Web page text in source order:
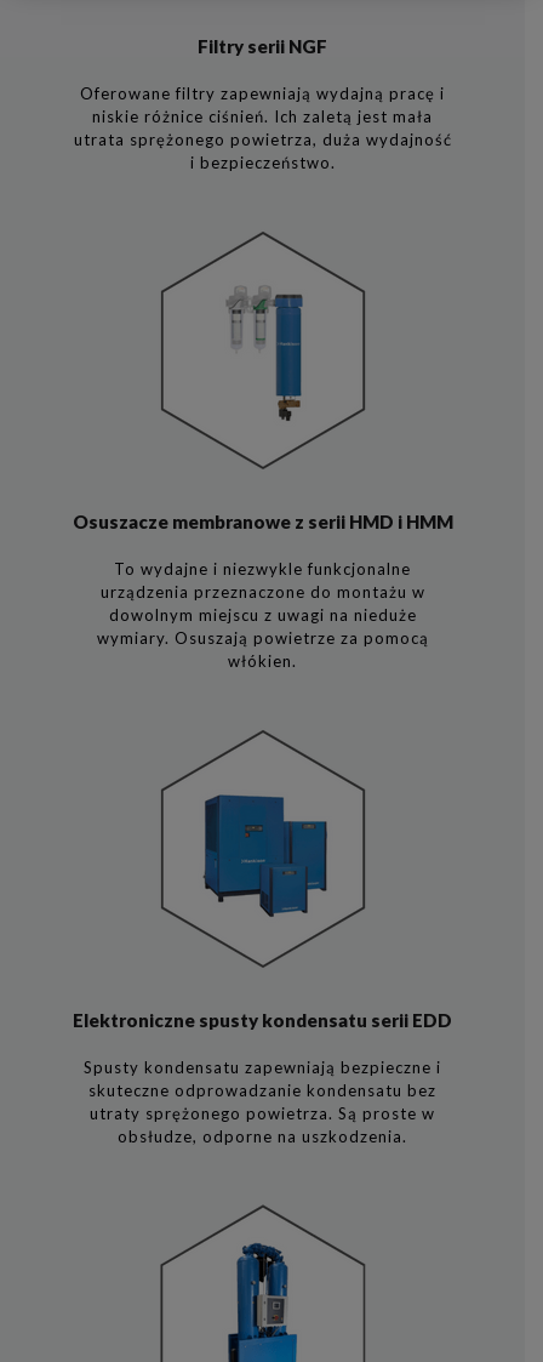
Filtry serii NGF
Oferowane filtry zapewniają wydajną pracę i
niskie różnice ciśnień. Ich zaletą jest mała
utrata sprężonego powietrza, duża wydajność
i bezpieczeństwo.
Osuszacze membranowe z serii HMD i HMM
To wydajne i niezwykle funkcjonalne
urządzenia przeznaczone do montażu w
dowolnym miejscu z uwagi na nieduże
wymiary. Osuszają powietrze za pomocą
włókien.
Elektroniczne spusty kondensatu serii EDD
Spusty kondensatu zapewniają bezpieczne i
skuteczne odprowadzanie kondensatu bez
utraty sprężonego powietrza. Są proste w
obsłudze, odporne na uszkodzenia.